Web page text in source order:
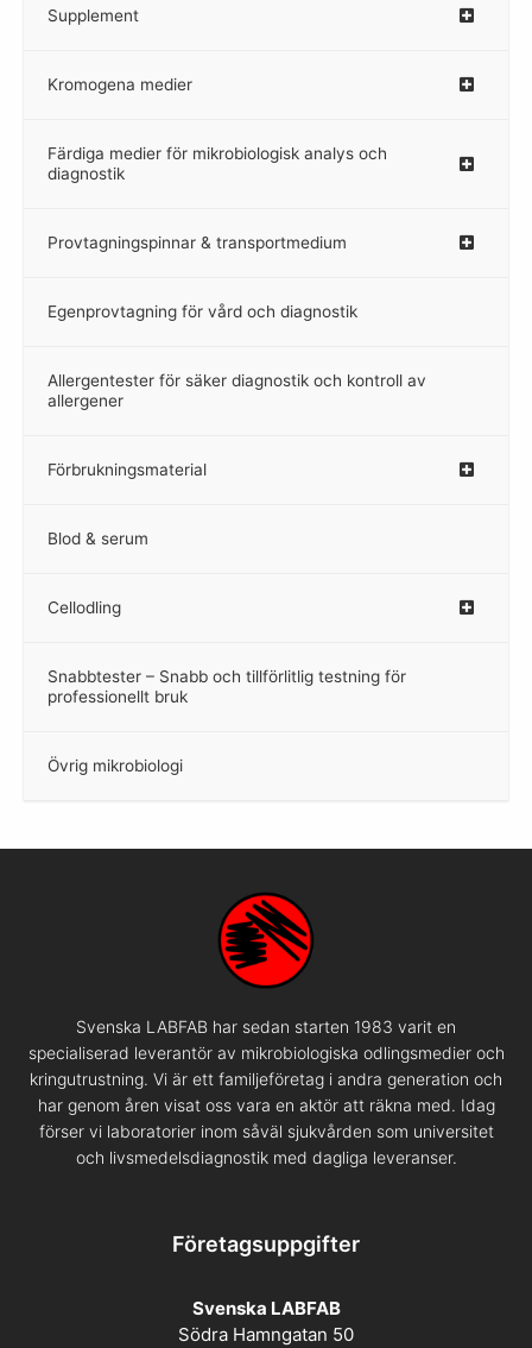
Supplement
–
Kromogena medier
–
Färdiga medier för mikrobiologisk analys och
diagnostik
Provtagningspinnar & transportmedium
–
Egenprovtagning för vård och diagnostik
–
Allergentester för säker diagnostik och kontroll av
allergener
–
Förbrukningsmaterial
Blod & serum
Cellodling
–
Snabbtester – Snabb och tillförlitlig testning för
professionellt bruk
–
Övrig mikrobiologi
–
Svenska LABFAB har sedan starten 1983 varit en
specialiserad leverantör av mikrobiologiska odlingsmedier och
kringutrustning. Vi är ett familjeföretag i andra generation och
har genom åren visat oss vara en aktör att räkna med. Idag
förser vi laboratorier inom såväl sjukvården som universitet
och livsmedelsdiagnostik med dagliga leveranser.
Företagsuppgifter
Svenska LABFAB
Södra Hamngatan 50